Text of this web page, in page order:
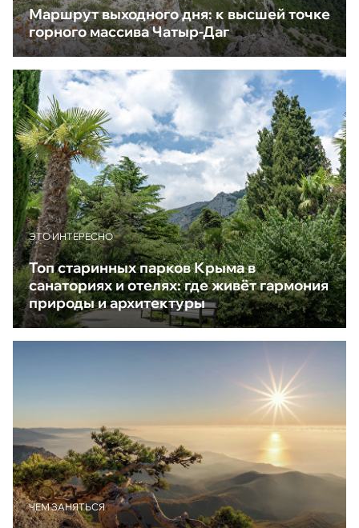
Маршрут выходного дня: к высшей точке
горного массива Чатыр-Даг
ЭТО ИНТЕРЕСНО
Топ старинных парков Крыма в
санаториях и отелях: где живёт гармония
природы и архитектуры
ЧЕМ ЗАНЯТЬСЯ